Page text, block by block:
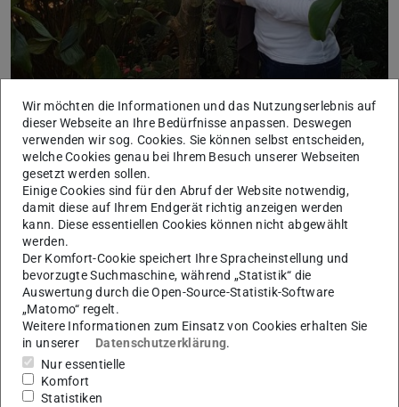
Davor habe ich in Mainz Linguistik mit Nebenfach British
Studies studiert. Das Wintersemester 2017/18 verbringe
ich in Aarhus, Dänemark. Es ist für mich das dritte
Mastersemester, wenn ich zurückkomme steht aber noch
Wir möchten die Informationen und das Nutzungserlebnis auf
dieser Webseite an Ihre Bedürfnisse anpassen. Deswegen
verwenden wir sog. Cookies. Sie können selbst entscheiden,
welche Cookies genau bei Ihrem Besuch unserer Webseiten
gesetzt werden sollen.
Einige Cookies sind für den Abruf der Website notwendig,
damit diese auf Ihrem Endgerät richtig anzeigen werden
kann. Diese essentiellen Cookies können nicht abgewählt
werden.
Der Komfort-Cookie speichert Ihre Spracheinstellung und
bevorzugte Suchmaschine, während „Statistik“ die
Auswertung durch die Open-Source-Statistik-Software
„Matomo“ regelt.
Weitere Informationen zum Einsatz von Cookies erhalten Sie
in unserer
Datenschutzerklärung.
Nur essentielle
Komfort
Statistiken